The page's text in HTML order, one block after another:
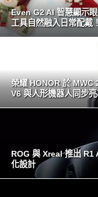
Even G2 AI 智慧顯示
工具自然融入日常配戴！
榮耀 HONOR 於
V6 與人形機器人同步
ROG 與 Xreal 推出 R1
化設計